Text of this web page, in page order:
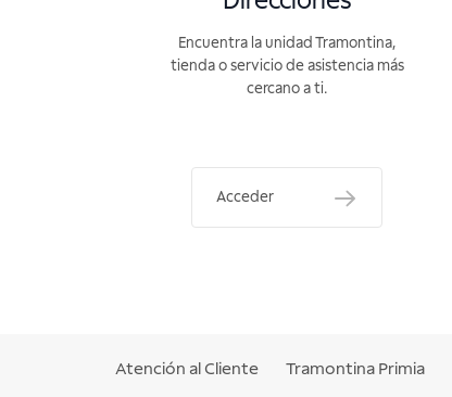
Encuentra la unidad Tramontina,
tienda o servicio de asistencia más
cercano a ti.
Acceder
Atención al Cliente Tramontina Primia